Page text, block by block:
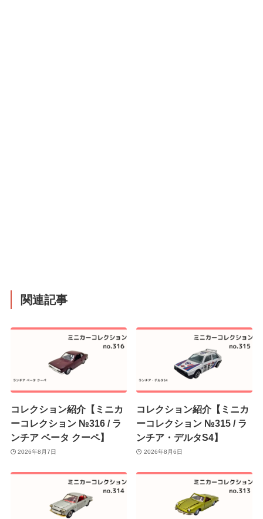
関連記事
コレクション紹介【ミニカ
ーコレクション №316 / ラ
ンチア ベータ クーペ】
2026年8月7日
コレクション紹介【ミニカ
ーコレクション №315 / ラ
ンチア・デルタS4】
2026年8月6日